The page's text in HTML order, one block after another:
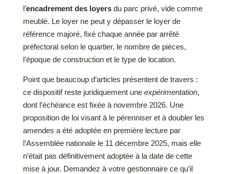
l’encadrement des loyersdu parc privé, vide comme
meublé. Le loyer ne peut y dépasser le loyer de
référence majoré, fixé chaque année par arrêté
préfectoral selon le quartier, le nombre de pièces,
l’époque de construction et le type de location.
Point que beaucoup d’articles présentent de travers :
ce dispositif reste juridiquement une expérimentation,
dont l’échéance est fixée à novembre 2026. Une
proposition de loi visant à le pérenniser et à doubler les
amendes a été adoptée en première lecture par
l’Assemblée nationale le 11 décembre 2025, mais elle
n’était pas définitivement adoptée à la date de cette
mise à jour. Demandez à votre gestionnaire ce qu’il